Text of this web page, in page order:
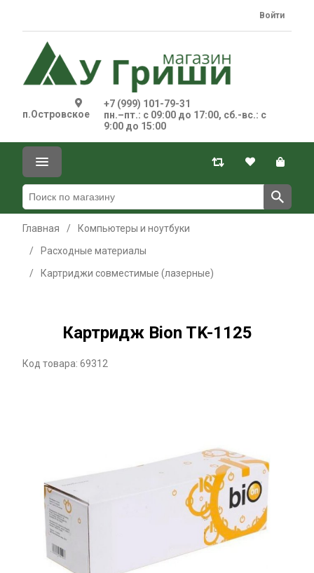
п.Островское
+7 (999) 101-79-31
пн.–пт.: с 09:00 до 17:00, сб.-вс.: с
9:00 до 15:00
Войти
Главная /
Компьютеры и ноутбуки
/
Расходные материалы
/
Картриджи совместимые (лазерные)
Картридж Bion TK-1125
Код товара: 69312